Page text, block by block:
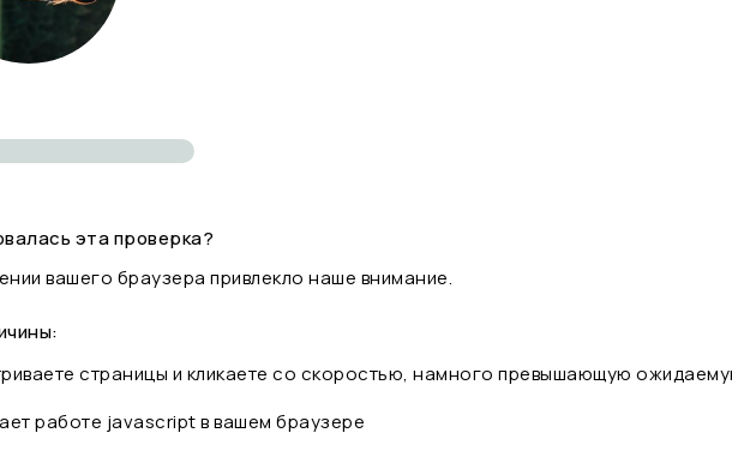
эта проверка?
вашего браузера привлекло наше внимание.
страницы и кликаете со скоростью, намного превышающую
работе javascript в вашем браузере